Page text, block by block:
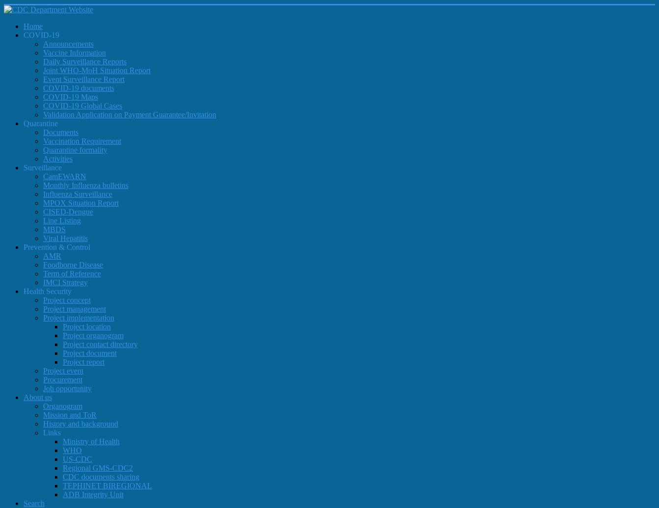
Home
COVID-19
Announcements
Vaccine Information
Daily Surveillance Reports
Joint WHO-MoH Situation Report
Event Surveillance Report
COVID-19 documents
COVID-19 Maps
COVID-19 Global Cases
Validation Application on Payment Guarantee/Invitation
Quarantine
Documents
Vaccination Requirement
Quarantine formality
Activities
Surveillance
CamEWARN
Monthly Influenza bulletins
Influenza Surveillance
MPOX Situation Report
CISED-Dengue
Line Listing
MBDS
Viral Hepatitis
Prevention & Control
AMR
Foodborne Disease
Term of Reference
IMCI Strategy
Health Security
Project concept
Project management
Project implementation
Project location
Project organogram
Project contact directory
Project document
Project report
Project event
Procurement
Job opportunity
About us
Organogram
Mission and ToR
History and background
Links
Ministry of Health
WHO
US-CDC
Regional GMS-CDC2
CDC documents sharing
TEPHINET BIREGIONAL
ADB Integrity Unit
Search